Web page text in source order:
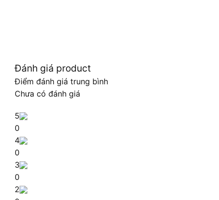
Đánh giá product
Điểm đánh giá trung bình
Chưa có đánh giá
5
0
4
0
3
0
2